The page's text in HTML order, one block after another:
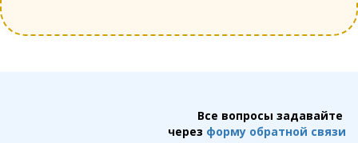
Все вопросы задавайте
через форму обратной связи